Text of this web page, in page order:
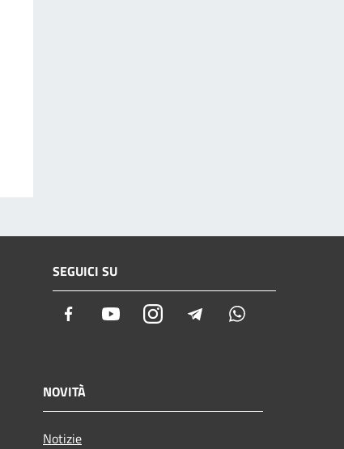
SEGUICI SU
Facebook YoutubeInstagramTelegram
NOVITÀ
Notizie